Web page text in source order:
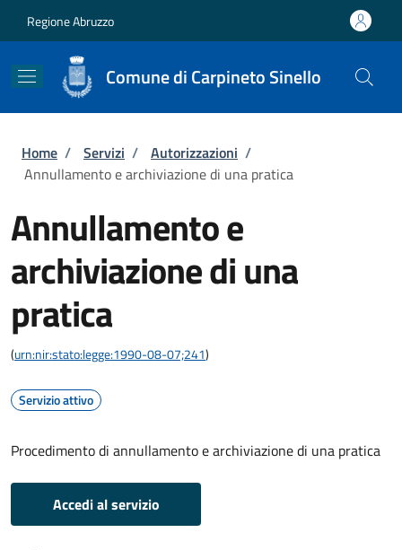
Regione Abruzzo
Comune di Carpineto Sinello
Briciole di pane
Home / Servizi / Autorizzazioni /
Annullamento e archiviazione di una pratica
Annullamento e
archiviazione di una
pratica
(urn:nir:stato:legge:1990-08-07;241)
Servizio attivo
Procedimento di annullamento e archiviazione di una pratica
Accedi al servizio